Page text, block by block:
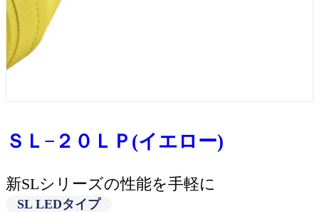
ＳＬ−２０ＬＰ(イエロー)
新SLシリーズの性能を手軽に
SL LEDタイプ